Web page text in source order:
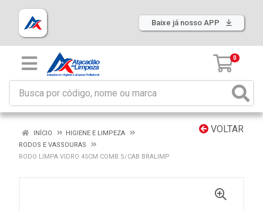
Baixe já nosso APP
0
VOLTAR
INÍCIO
HIGIENE E LIMPEZA
RODOS E VASSOURAS
RODO LIMPA VIDRO 45CM COMB.S/CAB BRALIMP